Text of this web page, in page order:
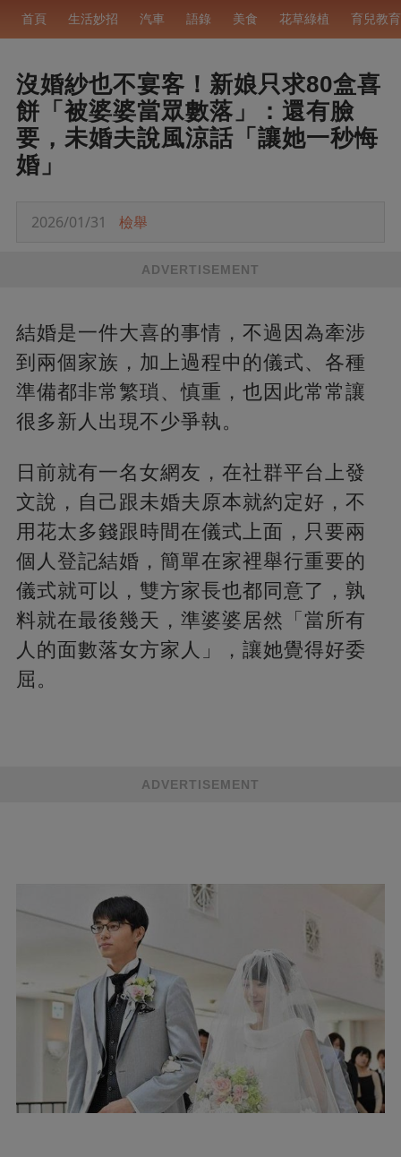
首頁 生活妙招 汽車 語錄 美食 花草綠植 育兒教育
沒婚紗也不宴客！新娘只求80盒喜
餅「被婆婆當眾數落」：還有臉
要，未婚夫說風涼話「讓她一秒悔
婚」
2026/01/31 檢舉
ADVERTISEMENT
結婚是一件大喜的事情，不過因為牽涉
到兩個家族，加上過程中的儀式、各種
準備都非常繁瑣、慎重，也因此常常讓
很多新人出現不少爭執。
日前就有一名女網友，在社群平台上發
文說，自己跟未婚夫原本就約定好，不
用花太多錢跟時間在儀式上面，只要兩
個人登記結婚，簡單在家裡舉行重要的
儀式就可以，雙方家長也都同意了，孰
料就在最後幾天，準婆婆居然「當所有
人的面數落女方家人」，讓她覺得好委
屈。
ADVERTISEMENT